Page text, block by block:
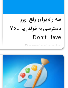
سه راه برای رفع ارور
دسترسی به فولدر یا You
Don’t Have
Permission to
Access this folder